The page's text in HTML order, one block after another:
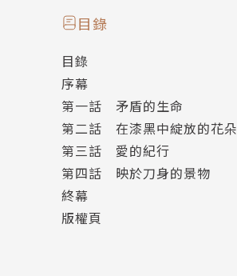
目錄
目錄
序幕
第一話 矛盾的生命
第二話 在漆黑中綻放的花朵
第三話 愛的紀行
第四話 映於刀身的景物
終幕
版權頁